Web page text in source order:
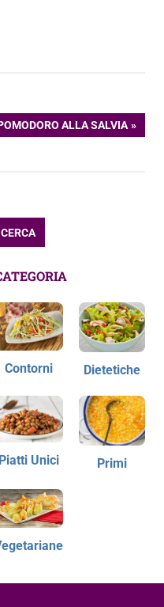
ALLA SALVIA
CERCA
Contorni Dietetiche
Piatti Unici Primi